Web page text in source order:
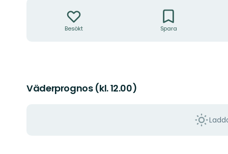
Besökt Spara
Väderprognos (kl. 12.00)